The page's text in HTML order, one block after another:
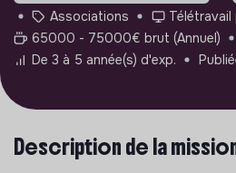
Associations
65000 - 75000€ brut (Annuel)
De 3 à 5 année(s) d'exp.
Description de la